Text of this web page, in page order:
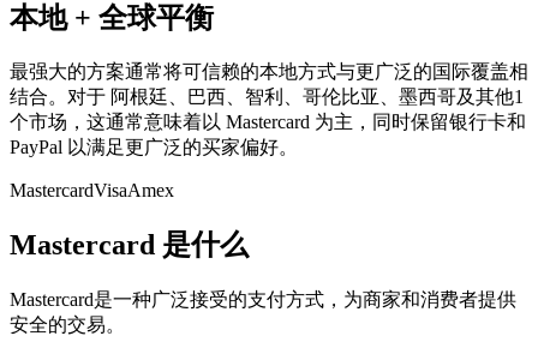
本地 + 全球平衡
最强大的方案通常将可信赖的本地方式与更广泛的国际覆盖相
结合。对于 阿根廷、巴西、智利、哥伦比亚、墨西哥及其他1
个市场，这通常意味着以 Mastercard 为主，同时保留银行卡和
PayPal 以满足更广泛的买家偏好。
MastercardVisaAmex
Mastercard 是什么
Mastercard是一种广泛接受的支付方式，为商家和消费者提供
安全的交易。